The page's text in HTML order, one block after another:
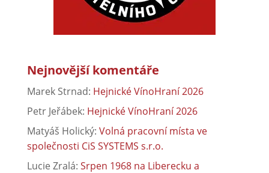
Nejnovější komentáře
Marek Strnad: Hejnické VínoHraní 2026
Petr Jeřábek: Hejnické VínoHraní 2026
Matyáš Holický: Volná pracovní místa ve
společnosti CiS SYSTEMS s.r.o.
Lucie Zralá: Srpen 1968 na Liberecku a